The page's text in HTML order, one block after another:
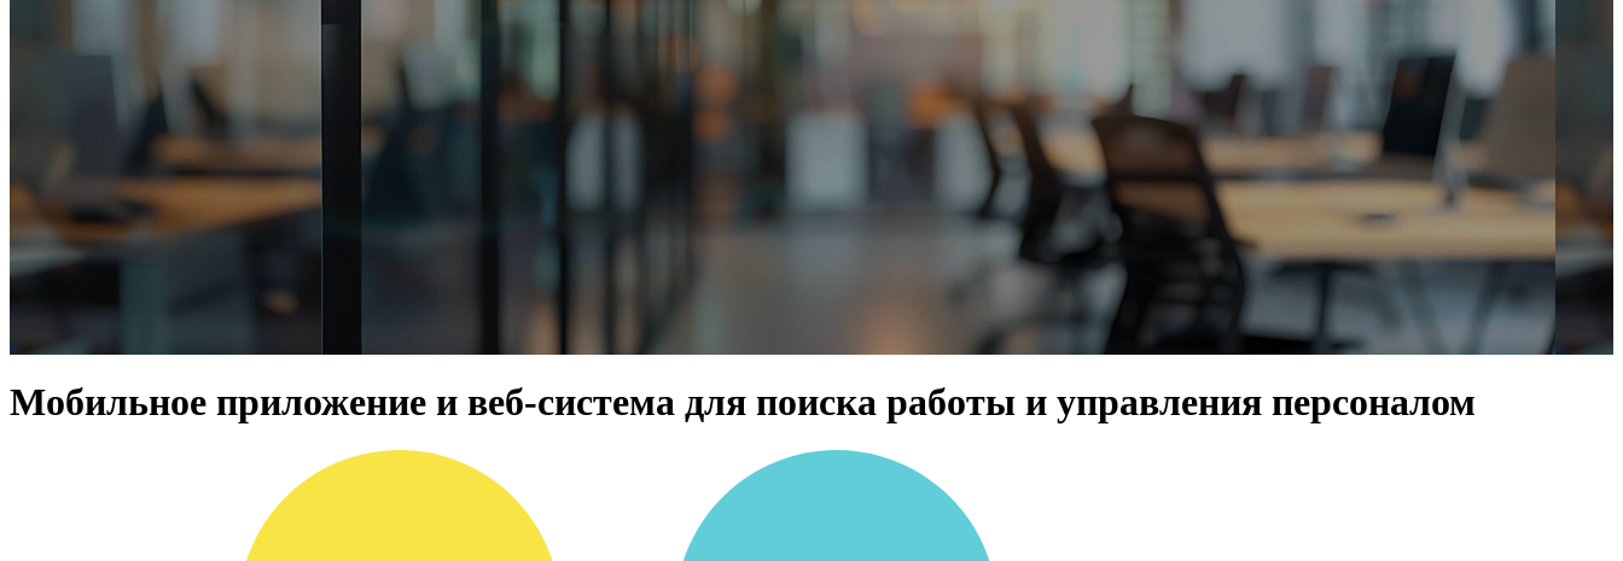
Мобильное приложение и веб-система для поиска работы и управления персоналом